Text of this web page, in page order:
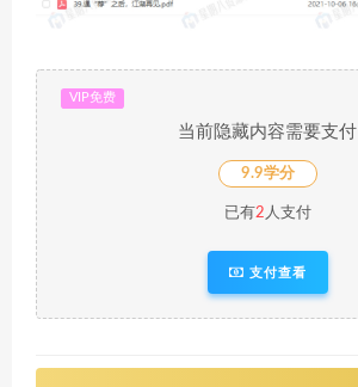
VIP免费
当前隐藏内容需要支付
9.9学分
已有2 人支付
支付查看